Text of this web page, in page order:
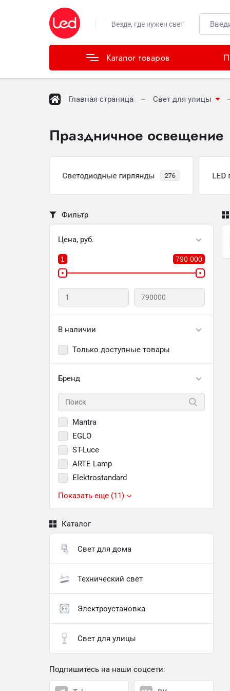
Везде, где нужен свет
Каталог товаров
Каталог товаров
Главная страница Свет для улицы
Праздничное освещение
Светодиодные гирлянды 276 LED
Фильтр
Цена, руб.
1 790 000
В наличии
Только доступные товары
Бренд
Mantra
EGLO
ST-Luce
ARTE Lamp
Elektrostandard
Показать еще (11)
Каталог
Свет для дома
Технический свет
Электроустановка
Свет для улицы
Подпишитесь на наши соцсети: